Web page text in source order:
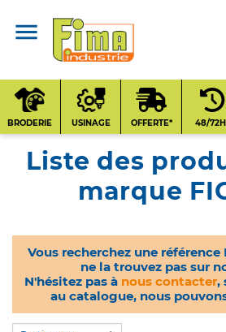
BRODERIE USINAGE OFFERTE* 48/
Liste des
marque
Vous recherchez une référence
ne la trouvez pas sur
N'hésitez pas à nous contacter,
au catalogue, nous